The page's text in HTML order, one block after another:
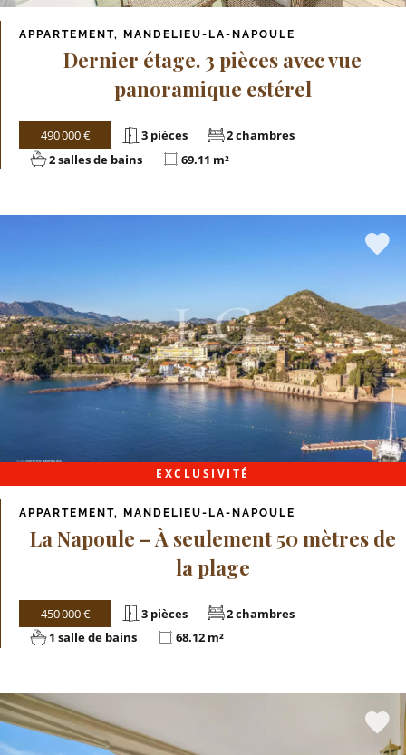
APPARTEMENT, MANDELIEU-LA-NAPOULE
Dernier étage. 3 pièces avec vue
panoramique estérel
490 000 € 3 pièces
2 chambres
2 salles de bains
69.11 m²
EXCLUSIVITÉ
APPARTEMENT, MANDELIEU-LA-NAPOULE
La Napoule – À seulement 50 mètres de
la plage
450 000 € 3 pièces
2 chambres
1 salle de bains
68.12 m²